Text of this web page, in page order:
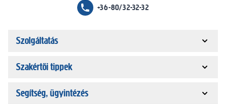
+36-80/32-32-32
Szolgáltatás
Szakértői tippek
Segítség, ügyintézés